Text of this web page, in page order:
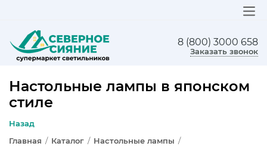
8 (800) 3000 658
Заказать звонок
Настольные лампы в японском
стиле
Назад
Главная / Каталог / Настольные лампы /
ЛЮСТРЫ
БРА И ПОДСВЕТКА
НАСТОЛЬНЫЕ ЛАМПЫ